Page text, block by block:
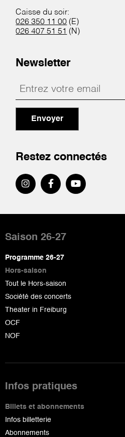
Caisse du soir:
026 350 11 00 (E)
026 407 51 51 (N)
Newsletter
Envoyer
Restez connectés
de
page
Saison 26-27
Programme 26-27
Hors-saison
Tout le Hors-saison
Société des concerts
Theater in Freiburg
OCF
NOF
Infos pratiques
Billets et abonnements
Infos billetterie
Abonnements